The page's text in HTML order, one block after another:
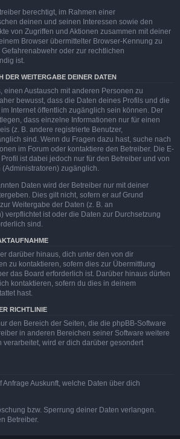
berechtigt, im Rahmen einer
deinen und seinen Interessen sowie den
von Zugriffen und Aktionen zusammen mit deiner
Browser übermittelter Browser-Kennung zu
oder zur rechtlichen
ist.
DER WEITERGABE DEINER DATEN
einen Austausch mit anderen Personen zu
bewusst, dass die Daten deines Profils und die
Internet öffentlich zugänglich sein können. Der
dass einzelne Informationen nur für einen
(z. B. andere registrierte Benutzer,
sind. Wenn du Fragen dazu hast, suche nach
im Forum oder kontaktiere den Betreiber. Die E-
ist dabei jedoch nur für den Betreiber und von
zugänglich.
Daten wird der Betreiber nur mit deiner
Dies gilt nicht, sofern er auf Grund
Weitergabe der Daten (z. B. an
verpflichtet ist oder die Daten zur Durchsetzung
sind.
darüber hinaus, dich unter den von dir
zu kontaktieren, sofern dies zur Übermittlung
das Board erforderlich ist. Darüber hinaus dürfen
kontaktieren, sofern du dies in deinem
hast.
RICHTLINIE
den Bereich der Seiten, die die phpBB-Software
in anderen Bereichen seiner Software weitere
verarbeitet, wird er dich darüber gesondert
Anfrage Auskunft, welche Daten über dich
bzw. Sperrung deiner Daten verlangen.
Betreiber.